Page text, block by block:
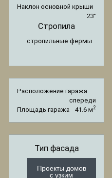
Наклон основной крыши
23°
Стропила
стропильные фермы
Расположение гаража
спереди
Площадь гаража
41.6 м2
Тип фасада
Проекты домов
с узким